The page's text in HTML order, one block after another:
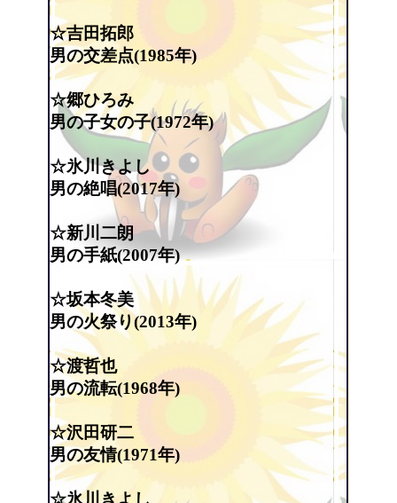
☆吉田拓郎
男の交差点(1985年)
☆郷ひろみ
男の子女の子(1972年)
☆氷川きよし
男の絶唱(2017年)
☆新川二朗
男の手紙(2007年)
☆坂本冬美
男の火祭り(2013年)
☆渡哲也
男の流転(1968年)
☆沢田研二
男の友情(1971年)
☆氷川きよし